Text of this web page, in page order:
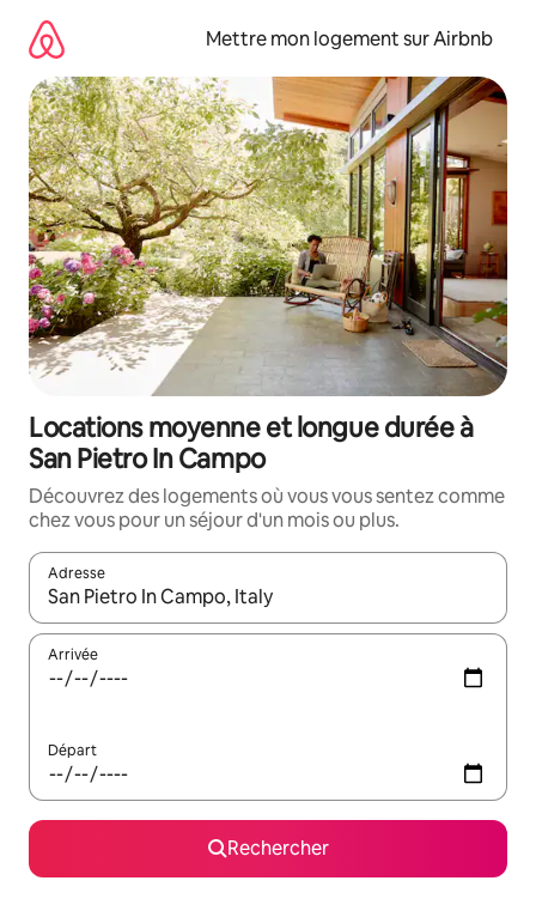
directement
contenu
Mettre mon logement sur Airbnb
Locations moyenne et longue durée à
San Pietro In Campo
Découvrez des logements où vous vous sentez comme
chez vous pour un séjour d'un mois ou plus.
Adresse
Lorsque les résultats s'affichent, utilisez les flèches vers le
Arrivée
Départ
Rechercher